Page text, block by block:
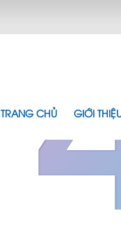
TRANG CHỦ GIỚI